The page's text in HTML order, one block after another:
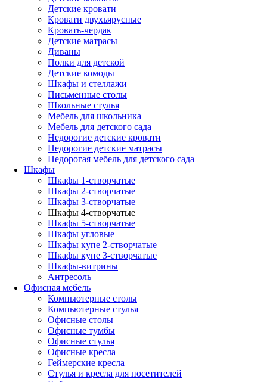
Детские кровати
Кровати двухъярусные
Кровать-чердак
Детские матрасы
Диваны
Полки для детской
Детские комоды
Шкафы и стеллажи
Письменные столы
Школьные стулья
Мебель для школьника
Мебель для детского сада
Недорогие детские кровати
Недорогие детские матрасы
Недорогая мебель для детского сада
Шкафы
Шкафы 1-створчатые
Шкафы 2-створчатые
Шкафы 3-створчатые
Шкафы 4-створчатые
Шкафы 5-створчатые
Шкафы угловые
Шкафы купе 2-створчатые
Шкафы купе 3-створчатые
Шкафы-витрины
Антресоль
Офисная мебель
Компьютерные столы
Компьютерные стулья
Офисные столы
Офисные тумбы
Офисные стулья
Офисные кресла
Геймерские кресла
Стулья и кресла для посетителей